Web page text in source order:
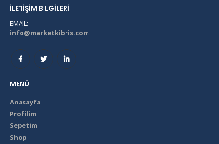
İLETIŞIM BILGILERI
EMAIL:
info@marketkibris.com
MENÜ
Anasayfa
Profilim
Sepetim
Shop